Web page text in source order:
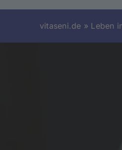
vitaseni.de » Leben